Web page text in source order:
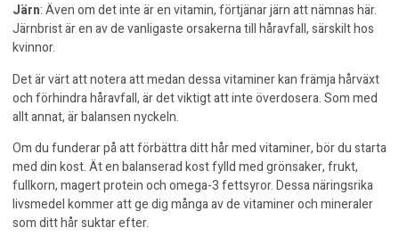
Järn: Även om det inte är en vitamin, förtjänar järn att nämnas här.
Järnbrist är en av de vanligaste orsakerna till håravfall, särskilt hos
kvinnor.
Det är värt att notera att medan dessa vitaminer kan främja hårväxt
och förhindra håravfall, är det viktigt att inte överdosera. Som med
allt annat, är balansen nyckeln.
Om du funderar på att förbättra ditt hår med vitaminer, bör du starta
med din kost. Ät en balanserad kost fylld med grönsaker, frukt,
fullkorn, magert protein och omega-3 fettsyror. Dessa näringsrika
livsmedel kommer att ge dig många av de vitaminer och mineraler
som ditt hår suktar efter.